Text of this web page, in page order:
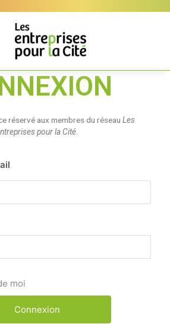
réservé aux membres du réseau Les
pour la Cité.
moi